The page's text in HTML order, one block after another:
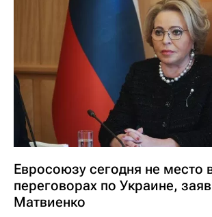
Евросоюзу сегодня не место
переговорах по Украине,
Матвиенко